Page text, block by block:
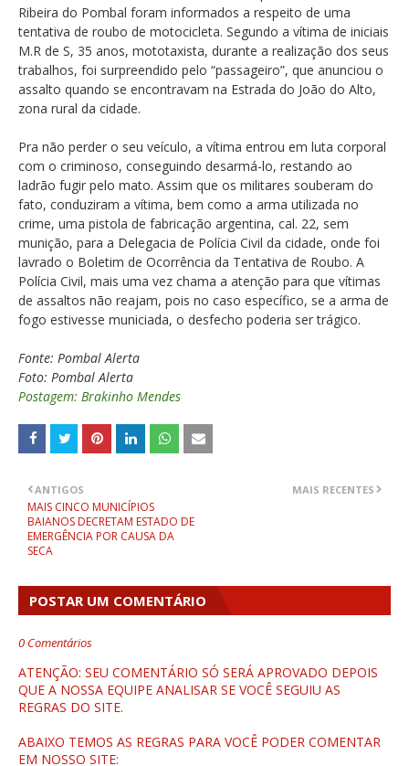
Ribeira do Pombal foram informados a respeito de uma
tentativa de roubo de motocicleta. Segundo a vítima de iniciais
M.R de S, 35 anos, mototaxista, durante a realização dos seus
trabalhos, foi surpreendido pelo “passageiro”, que anunciou o
assalto quando se encontravam na Estrada do João do Alto,
zona rural da cidade.
Pra não perder o seu veículo, a vítima entrou em luta corporal
com o criminoso, conseguindo desarmá-lo, restando ao
ladrão fugir pelo mato. Assim que os militares souberam do
fato, conduziram a vítima, bem como a arma utilizada no
crime, uma pistola de fabricação argentina, cal. 22, sem
munição, para a Delegacia de Polícia Civil da cidade, onde foi
lavrado o Boletim de Ocorrência da Tentativa de Roubo. A
Polícia Civil, mais uma vez chama a atenção para que vítimas
de assaltos não reajam, pois no caso específico, se a arma de
fogo estivesse municiada, o desfecho poderia ser trágico.
Fonte: Pombal Alerta
Foto: Pombal Alerta
Postagem: Brakinho Mendes
MAIS RECENTES
ANTIGOS
MAIS CINCO MUNICÍPIOS
BAIANOS DECRETAM ESTADO DE
EMERGÊNCIA POR CAUSA DA
SECA
POSTAR UM COMENTÁRIO
0 Comentários
ATENÇÃO: SEU COMENTÁRIO SÓ SERÁ APROVADO DEPOIS
QUE A NOSSA EQUIPE ANALISAR SE VOCÊ SEGUIU AS
REGRAS DO SITE.
ABAIXO TEMOS AS REGRAS PARA VOCÊ PODER COMENTAR
EM NOSSO SITE: